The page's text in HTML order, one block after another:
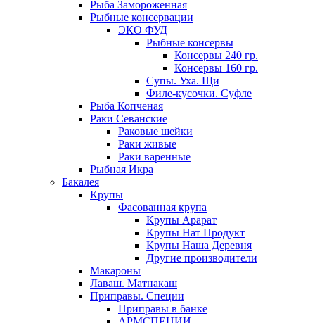
Рыба Замороженная
Рыбные консервации
ЭКО ФУД
Рыбные консервы
Консервы 240 гр.
Консервы 160 гр.
Супы. Уха. Щи
Филе-кусочки. Суфле
Рыба Копченая
Раки Севанские
Раковые шейки
Раки живые
Раки варенные
Рыбная Икра
Бакалея
Крупы
Фасованная крупа
Крупы Арарат
Крупы Нат Продукт
Крупы Наша Деревня
Другие производители
Макароны
Лаваш. Матнакаш
Приправы. Специи
Приправы в банке